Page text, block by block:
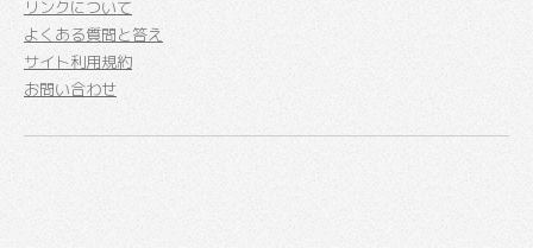
リンクについて
よくある質問と答え
サイト利用規約
お問い合わせ